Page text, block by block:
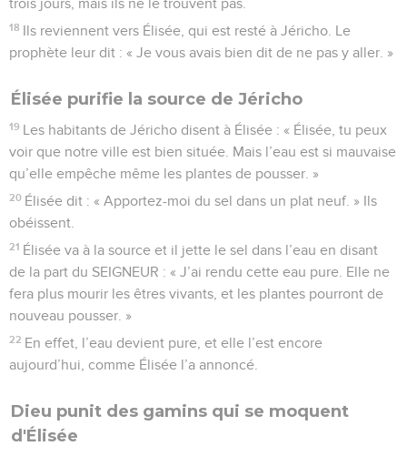
trois jours, mais ils ne le trouvent pas.
18 Ils reviennent vers Élisée, qui est resté à Jéricho. Le
prophète leur dit : « Je vous avais bien dit de ne pas y aller. »
Élisée purifie la source de Jéricho
19 Les habitants de Jéricho disent à Élisée : « Élisée, tu peux
voir que notre ville est bien située. Mais l’eau est si mauvaise
qu’elle empêche même les plantes de pousser. »
20 Élisée dit : « Apportez-moi du sel dans un plat neuf. » Ils
obéissent.
21 Élisée va à la source et il jette le sel dans l’eau en disant
de la part du SEIGNEUR : « J’ai rendu cette eau pure. Elle ne
fera plus mourir les êtres vivants, et les plantes pourront de
nouveau pousser. »
22 En effet, l’eau devient pure, et elle l’est encore
aujourd’hui, comme Élisée l’a annoncé.
Dieu punit des gamins qui se moquent
d'Élisée